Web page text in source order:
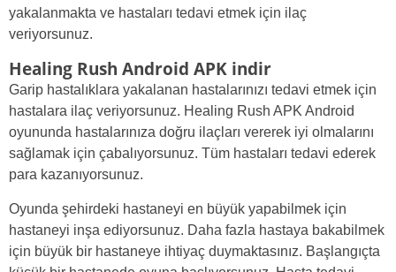
yakalanmakta ve hastaları tedavi etmek için ilaç
veriyorsunuz.
Healing Rush Android APK indir
Garip hastalıklara yakalanan hastalarınızı tedavi etmek için
hastalara ilaç veriyorsunuz. Healing Rush APK Android
oyununda hastalarınıza doğru ilaçları vererek iyi olmalarını
sağlamak için çabalıyorsunuz. Tüm hastaları tedavi ederek
para kazanıyorsunuz.
Oyunda şehirdeki hastaneyi en büyük yapabilmek için
hastaneyi inşa ediyorsunuz. Daha fazla hastaya bakabilmek
için büyük bir hastaneye ihtiyaç duymaktasınız. Başlangıçta